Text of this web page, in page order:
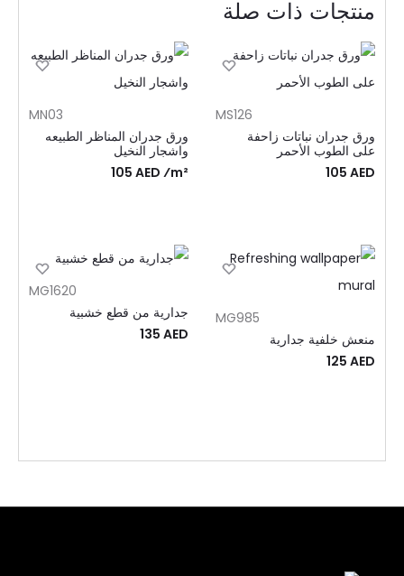
منتجات ذات صلة
MS126
ورق جدران نباتات زاحفة
على الطوب الأحمر
105 AED
MN03
ورق جدران المناظر الطبيعه
واشجار النخيل
105 AED ⁄m²
MG985
منعش خلفية جدارية
125 AED
MG1620
جدارية من قطع خشبية
135 AED